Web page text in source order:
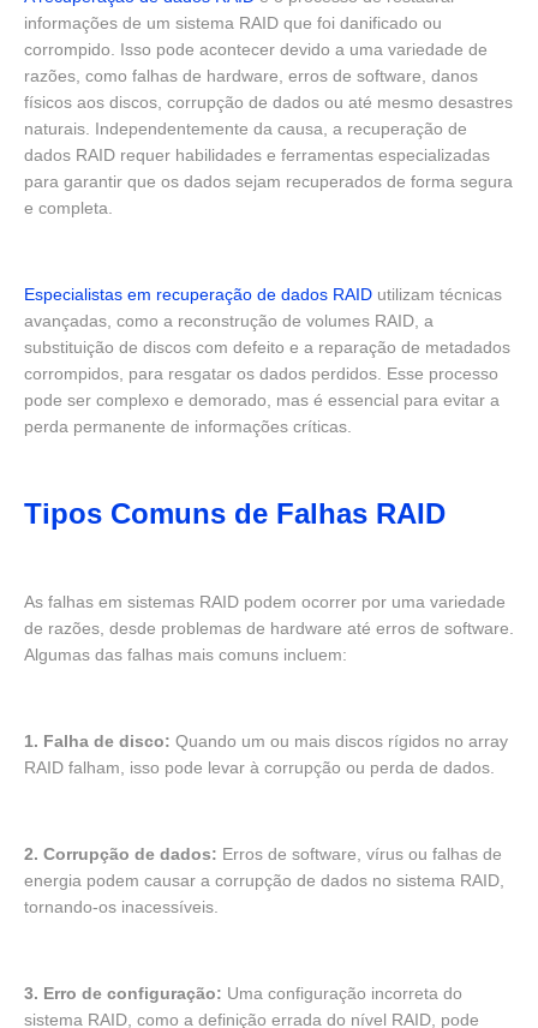
informações de um sistema RAID que foi danificado ou
corrompido. Isso pode acontecer devido a uma variedade de
razões, como falhas de hardware, erros de software, danos
físicos aos discos, corrupção de dados ou até mesmo desastres
naturais. Independentemente da causa, a recuperação de
dados RAID requer habilidades e ferramentas especializadas
para garantir que os dados sejam recuperados de forma segura
e completa.
Especialistas em recuperação de dados RAID utilizam técnicas
avançadas, como a reconstrução de volumes RAID, a
substituição de discos com defeito e a reparação de metadados
corrompidos, para resgatar os dados perdidos. Esse processo
pode ser complexo e demorado, mas é essencial para evitar a
perda permanente de informações críticas.
Tipos Comuns de Falhas RAID
As falhas em sistemas RAID podem ocorrer por uma variedade
de razões, desde problemas de hardware até erros de software.
Algumas das falhas mais comuns incluem:
1. Falha de disco: Quando um ou mais discos rígidos no array
RAID falham, isso pode levar à corrupção ou perda de dados.
2. Corrupção de dados: Erros de software, vírus ou falhas de
energia podem causar a corrupção de dados no sistema RAID,
tornando-os inacessíveis.
3. Erro de configuração: Uma configuração incorreta do
sistema RAID, como a definição errada do nível RAID, pode